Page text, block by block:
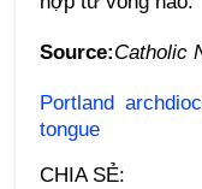
Source:Catholic
Portland
tongue
CHIA SẺ: